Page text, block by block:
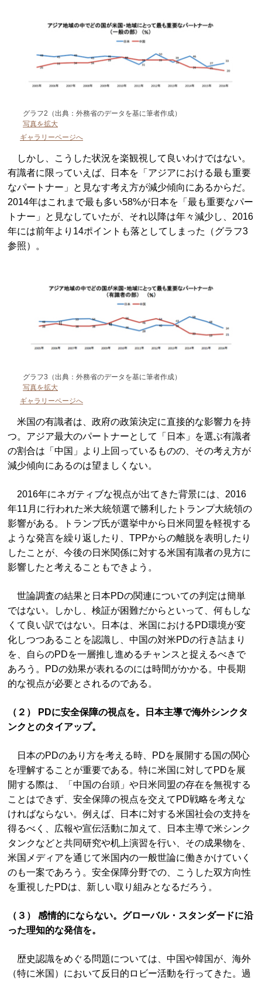
グラフ2（出典：外務省のデータを基に筆者作成）
写真を拡大
ギャラリーページへ
しかし、こうした状況を楽観視して良いわけではない。
有識者に限っていえば、日本を「アジアにおける最も重要
なパートナー」と見なす考え方が減少傾向にあるからだ。
2014年はこれまで最も多い58%が日本を「最も重要なパー
トナー」と見なしていたが、それ以降は年々減少し、2016
年には前年より14ポイントも落としてしまった（グラフ3
参照）。
グラフ3（出典：外務省のデータを基に筆者作成）
写真を拡大
ギャラリーページへ
米国の有識者は、政府の政策決定に直接的な影響力を持
つ。アジア最大のパートナーとして「日本」を選ぶ有識者
の割合は「中国」より上回っているものの、その考え方が
減少傾向にあるのは望ましくない。
2016年にネガティブな視点が出てきた背景には、2016
年11月に行われた米大統領選で勝利したトランプ大統領の
影響がある。トランプ氏が選挙中から日米同盟を軽視する
ような発言を繰り返したり、TPPからの離脱を表明したり
したことが、今後の日米関係に対する米国有識者の見方に
影響したと考えることもできよう。
世論調査の結果と日本PDの関連についての判定は簡単
ではない。しかし、検証が困難だからといって、何もしな
くて良い訳ではない。日本は、米国におけるPD環境が変
化しつつあることを認識し、中国の対米PDの行き詰まり
を、自らのPDを一層推し進めるチャンスと捉えるべきで
あろう。PDの効果が表れるのには時間がかかる。中長期
的な視点が必要とされるのである。
（２） PDに安全保障の視点を。日本主導で海外シンクタ
ンクとのタイアップ。
日本のPDのあり方を考える時、PDを展開する国の関心
を理解することが重要である。特に米国に対してPDを展
開する際は、「中国の台頭」や日米同盟の存在を無視する
ことはできず、安全保障の視点を交えてPD戦略を考えな
ければならない。例えば、日本に対する米国社会の支持を
得るべく、広報や宣伝活動に加えて、日本主導で米シンク
タンクなどと共同研究や机上演習を行い、その成果物を、
米国メディアを通じて米国内の一般世論に働きかけていく
のも一案であろう。安全保障分野での、こうした双方向性
を重視したPDは、新しい取り組みとなるだろう。
（３） 感情的にならない。グローバル・スタンダードに沿
った理知的な発信を。
歴史認識をめぐる問題については、中国や韓国が、海外
（特に米国）において反日的ロビー活動を行ってきた。過